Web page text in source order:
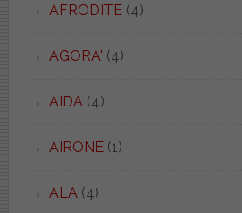
AFRODITE(4)
AGORA' (4)
AIDA (4)
AIRONE(1)
ALA (4)